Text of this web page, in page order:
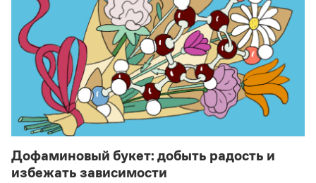
Дофаминовый букет: добыть радость и
избежать зависимости